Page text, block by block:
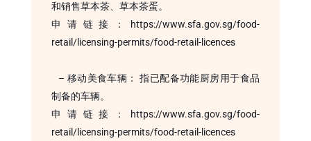
和销售草本茶、草本茶蛋。
申请链接：https://www.sfa.gov.sg/food-
retail/licensing-permits/food-retail-licences
– 移动美食车辆： 指已配备功能厨房用于食品
制备的车辆。
申请链接：https://www.sfa.gov.sg/food-
retail/licensing-permits/food-retail-licences